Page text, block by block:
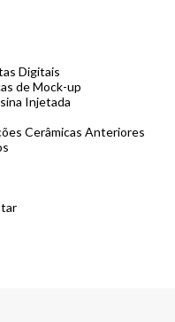
Digitais
de Mock-up
Injetada
Cerâmicas Anteriores